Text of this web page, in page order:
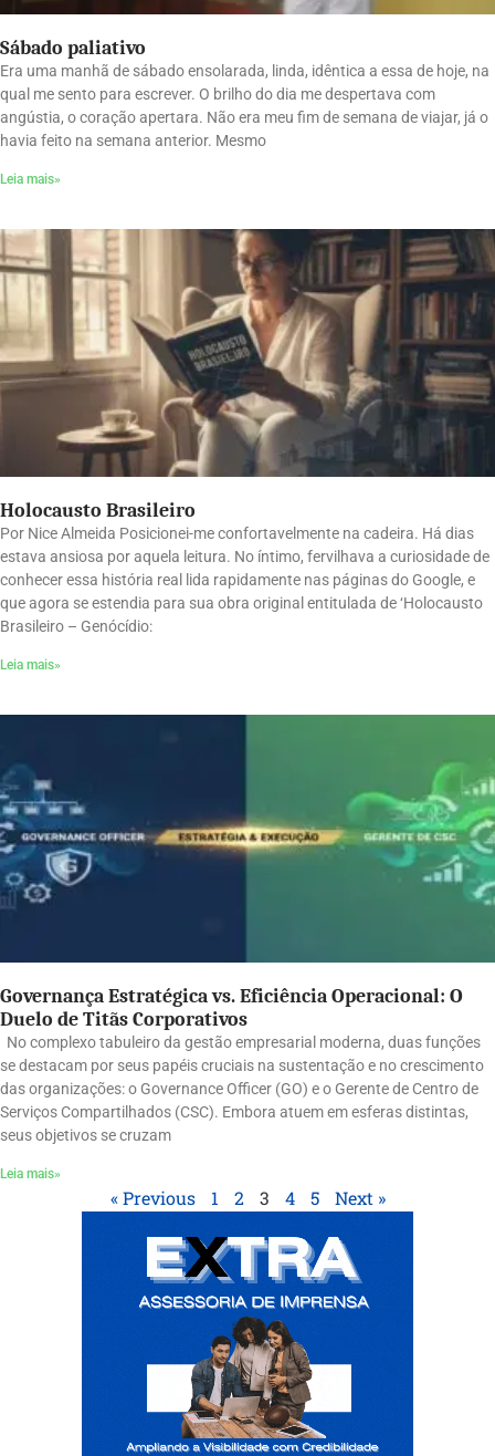
Sábado paliativo
Era uma manhã de sábado ensolarada, linda, idêntica a essa de hoje, na
qual me sento para escrever. O brilho do dia me despertava com
angústia, o coração apertara. Não era meu fim de semana de viajar, já o
havia feito na semana anterior. Mesmo
Leia mais»
Holocausto Brasileiro
Por Nice Almeida Posicionei-me confortavelmente na cadeira. Há dias
estava ansiosa por aquela leitura. No íntimo, fervilhava a curiosidade de
conhecer essa história real lida rapidamente nas páginas do Google, e
que agora se estendia para sua obra original entitulada de ‘Holocausto
Brasileiro – Genócídio:
Leia mais»
Governança Estratégica vs. Eficiência Operacional: O
Duelo de Titãs Corporativos
No complexo tabuleiro da gestão empresarial moderna, duas funções
se destacam por seus papéis cruciais na sustentação e no crescimento
das organizações: o Governance Officer (GO) e o Gerente de Centro de
Serviços Compartilhados (CSC). Embora atuem em esferas distintas,
seus objetivos se cruzam
Leia mais»
« Previous 1 2 3 4 5 Next »